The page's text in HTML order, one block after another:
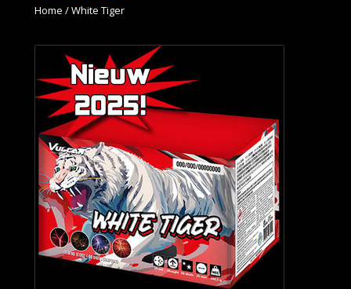
Home /White Tiger